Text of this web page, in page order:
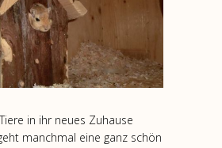
in ihr neues Zuhause
manchmal eine ganz schön